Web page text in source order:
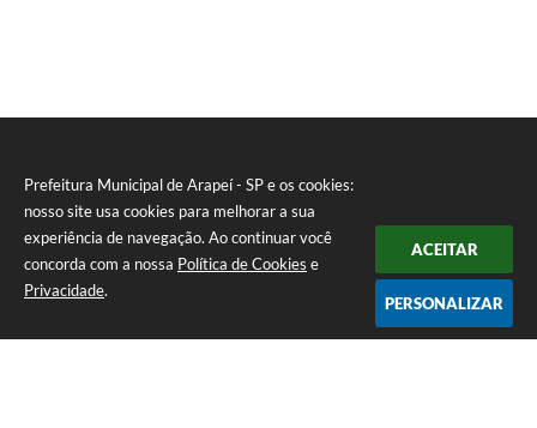
Prefeitura Municipal de Arapeí - SP e os cookies:
nosso site usa cookies para melhorar a sua
experiência de navegação. Ao continuar você
concorda com a nossa Política de Cookies e
Privacidade.
ACEITAR
PERSONALIZAR